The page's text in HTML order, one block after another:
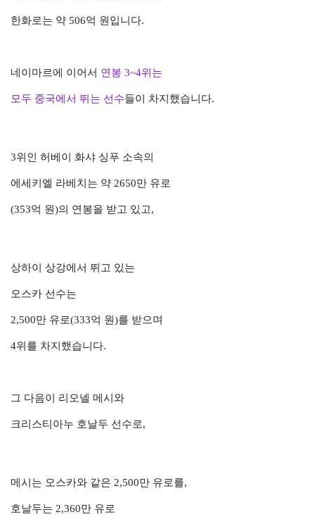
한화로는 약 506억 원입니다.
네이마르에 이어서 연봉 3~4위는
모두 중국에서 뛰는 선수들이 차지했습니다.
3위인 허베이 화샤 싱푸 소속의
에세키엘 라베치는 약 2650만 유로
(353억 원)의 연봉을 받고 있고,
상하이 상강에서 뛰고 있는
오스카 선수는
2,500만 유로(333억 원)를 받으며
4위를 차지했습니다.
그 다음이 리오넬 메시와
크리스티아누 호날두 선수로,
메시는 오스카와 같은 2,500만 유로를,
호날두는 2,360만 유로